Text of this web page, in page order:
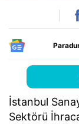
İstanbul
Sektörü